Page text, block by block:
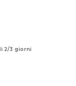
2/3 giorni